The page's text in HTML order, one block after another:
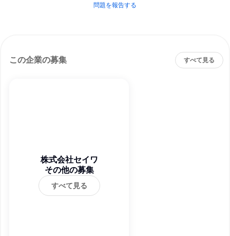
問題を報告する
この企業の募集 すべて見る
株式会社セイワ
その他の募集
すべて見る